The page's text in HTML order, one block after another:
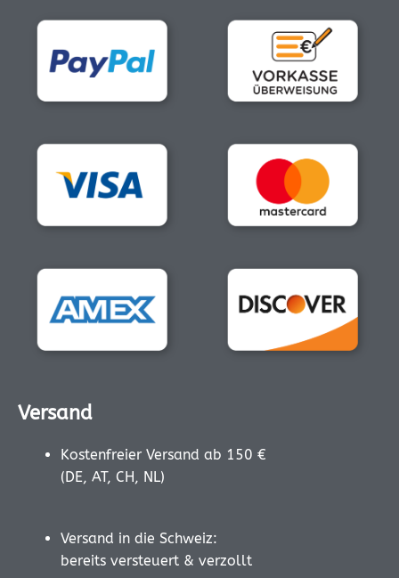
Versand
Kostenfreier Versand ab 150 €
(DE, AT, CH, NL)
Versand in die Schweiz:
bereits versteuert & verzollt